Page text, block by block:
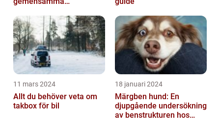
11 mars 2024
Allt du behöver veta om
takbox för bil
18 januari 2024
Märgben hund: En
djupgående undersökning
av benstrukturen hos